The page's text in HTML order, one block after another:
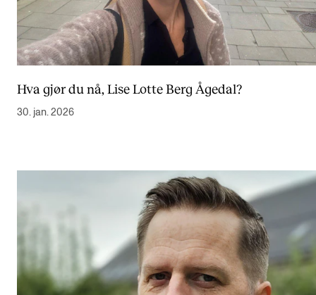
Hva gjør du nå, Lise Lotte Berg Ågedal?
30. jan. 2026